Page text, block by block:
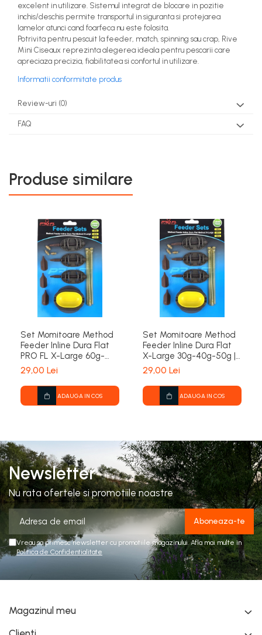
excelent in utilizare. Sistemul integrat de blocare in pozitie
inchis/deschis permite transportul in siguranta si protejarea
lamelor atunci cand foarfeca nu este folosita.
Potrivita pentru pescuit la feeder, match, spinning sau crap, Rive
Mini Ciseaux reprezinta alegerea ideala pentru pescarii care
apreciaza precizia, fiabilitatea si confortul in utilizare.
Informatii conformitate produs
Review-uri (0)
FAQ
Produse similare
Set Momitoare Method
Feeder Inline Dura Flat
PRO FL X-Large 60g-
70g-80g | PRO FL
29,00 Lei
ADAUGA IN COS
Set Momitoare Method
Feeder Inline Dura Flat
X-Large 30g-40g-50g |
PRO FL
29,00 Lei
ADAUGA IN COS
Newsletter
Nu rata ofertele si promotiile noastre
Vreau sa primesc newsletter cu promotiile magazinului. Afla mai multe in
Politica de Confidentialitate
Magazinul meu